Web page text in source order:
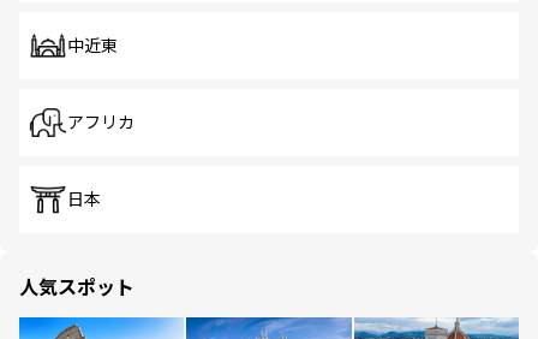
中近東
アフリカ
日本
人気スポット